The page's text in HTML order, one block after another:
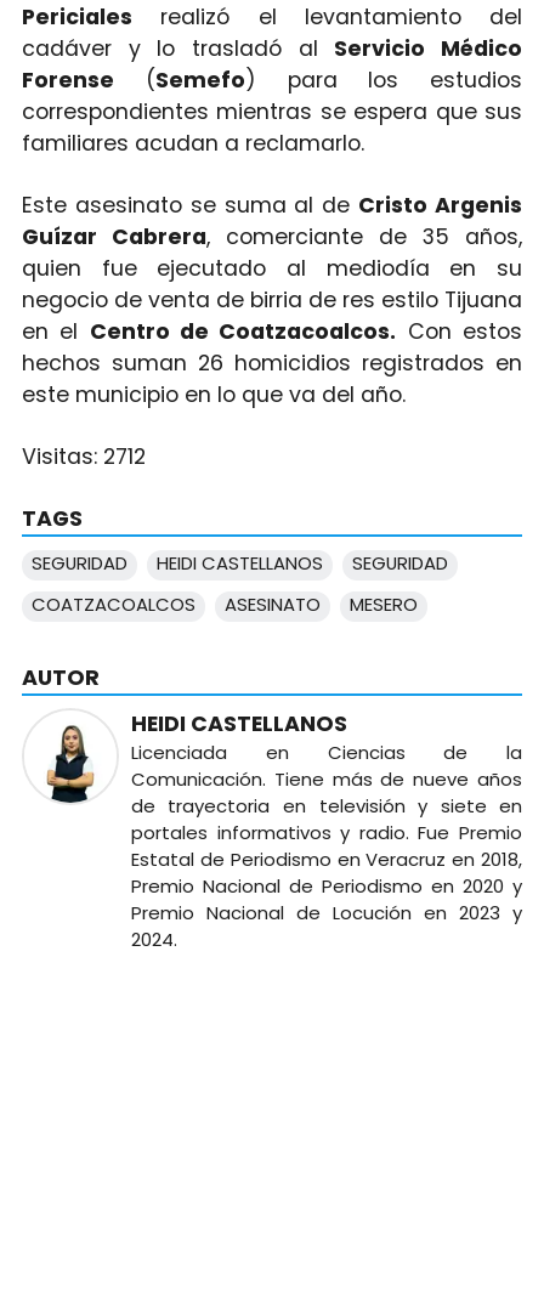
Periciales realizó el levantamiento del
cadáver y lo trasladó al Servicio Médico
Forense (Semefo) para los estudios
correspondientes mientras se espera que sus
familiares acudan a reclamarlo.
Este asesinato se suma al de Cristo Argenis
Guízar Cabrera, comerciante de 35 años,
quien fue ejecutado al mediodía en su
negocio de venta de birria de res estilo Tijuana
en el Centro de Coatzacoalcos. Con estos
hechos suman 26 homicidios registrados en
este municipio en lo que va del año.
Visitas: 2712
TAGS
SEGURIDAD HEIDI CASTELLANOS
SEGURIDAD
COATZACOALCOS
ASESINATO MESERO
AUTOR
HEIDI CASTELLANOS
Licenciada en Ciencias de la
Comunicación. Tiene más de nueve años
de trayectoria en televisión y siete en
portales informativos y radio. Fue Premio
Estatal de Periodismo en Veracruz en 2018,
Premio Nacional de Periodismo en 2020 y
Premio Nacional de Locución en 2023 y
2024.